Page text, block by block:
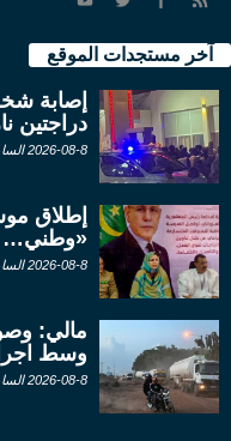
آخر مستجدات الموقع
إصابة
دراجتين
2026-08-8 الساعة 21:35
إطلاق
«وطني…
2026-08-8 الساعة 21:30
وسط
2026-08-8 الساعة 21:27